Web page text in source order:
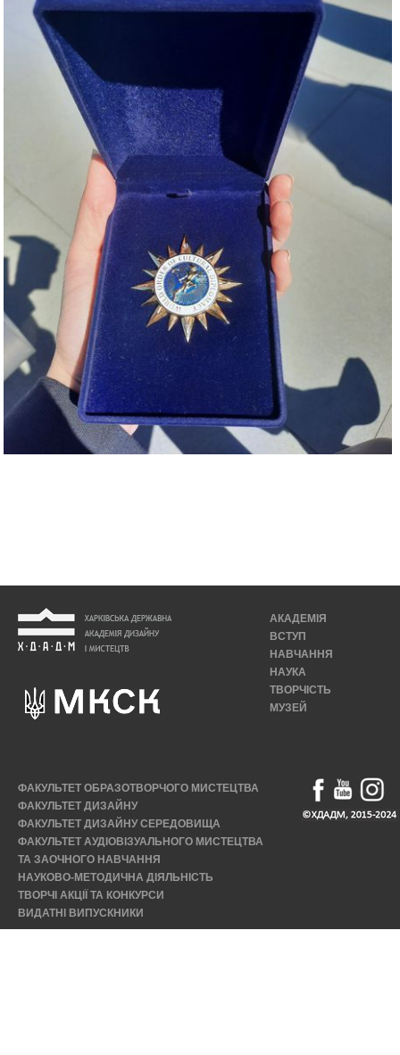
АКАДЕМІЯ
ВСТУП
НАВЧАННЯ
НАУКА
ТВОРЧІСТЬ
МУЗЕЙ
ФАКУЛЬТЕТ ОБРАЗОТВОРЧОГО МИСТЕЦТВА
ФАКУЛЬТЕТ ДИЗАЙНУ
ФАКУЛЬТЕТ ДИЗАЙНУ СЕРЕДОВИЩА
ФАКУЛЬТЕТ АУДІОВІЗУАЛЬНОГО МИСТЕЦТВА
ТА ЗАОЧНОГО НАВЧАННЯ
НАУКОВО-МЕТОДИЧНА ДІЯЛЬНІСТЬ
ТВОРЧІ АКЦІЇ ТА КОНКУРСИ
ВИДАТНІ ВИПУСКНИКИ